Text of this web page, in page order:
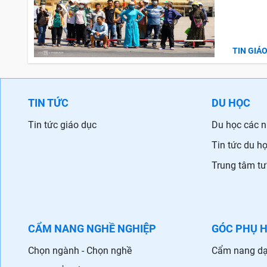
TIN
TIN TỨC
Tin tức giáo dục
DU HỌC
Du học các
Tin tức du
Trung tâm
CẨM NANG NGHỀ NGHIỆP
Chọn ngành - Chọn nghề
GÓC PHỤ
Cẩm nang